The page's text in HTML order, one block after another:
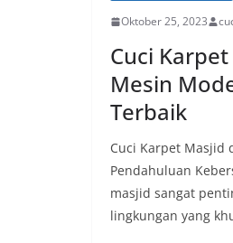
Oktober 25, 2023
Cuci
Mesin
Terbaik
Cuci Karpet Masjid
Pendahuluan
masjid sangat
lingkungan yang